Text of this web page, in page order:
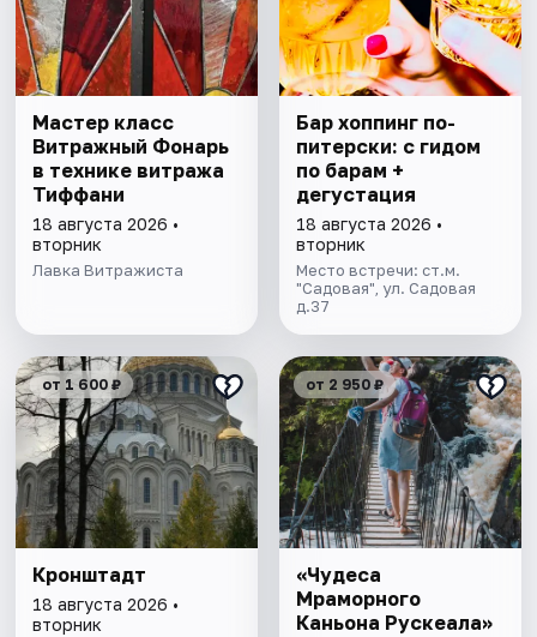
Мастер класс
Витражный Фонарь
в технике витража
Тиффани
18 августа 2026 •
вторник
Лавка Витражиста
Бар хоппинг по-
питерски: с гидом
по барам +
дегустация
18 августа 2026 •
вторник
Место встречи: ст.м.
"Садовая", ул. Садовая
д.37
от 1 600 ₽
Кронштадт
18 августа 2026 •
вторник
от 2 950 ₽
«Чудеса
Мраморного
Каньона Рускеала»